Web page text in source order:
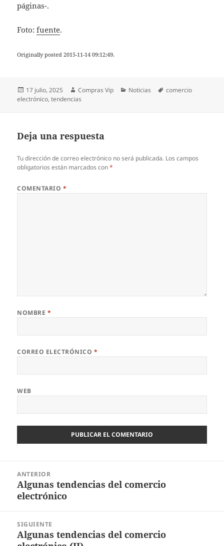
páginas-.
Foto:fuente.
Originally posted 2015-11-14 09:12:49.
Publicado
el
17 julio, 2025 Autor
Compras Vip Categorías
Noticias Etiquetas
comercio
electrónico,tendencias
Deja una respuesta
Tu dirección de correo electrónico no será publicada. Los campos
obligatorios están marcados con*
COMENTARIO *
NOMBRE *
CORREO ELECTRÓNICO *
WEB
entradas
ANTERIOR
Entrada
anterior:
Algunas tendencias del comercio
electrónico
SIGUIENTE
Entrada
Algunas tendencias del comercio